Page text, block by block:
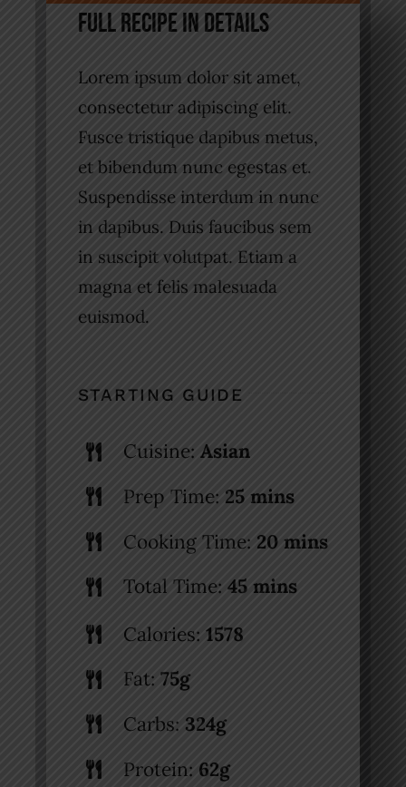
Full Recipe in Details
Lorem ipsum dolor sit amet,
consectetur adipiscing elit.
Fusce tristique dapibus metus,
et bibendum nunc egestas et.
Suspendisse interdum in nunc
in dapibus. Duis faucibus sem
in suscipit volutpat. Etiam a
magna et felis malesuada
euismod.
STARTING GUIDE
Cuisine:Asian
Prep Time: 25 mins
Cooking Time: 20 mins
Total Time:45 mins
Calories:1578
Fat:75g
Carbs:324g
Protein: 62g